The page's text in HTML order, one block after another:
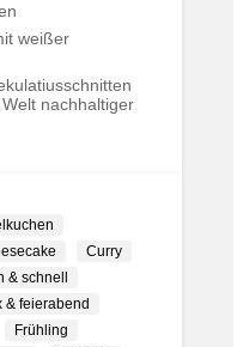
weißer
nachhaltiger
Curry
& schnell
& feierabend
Frühling